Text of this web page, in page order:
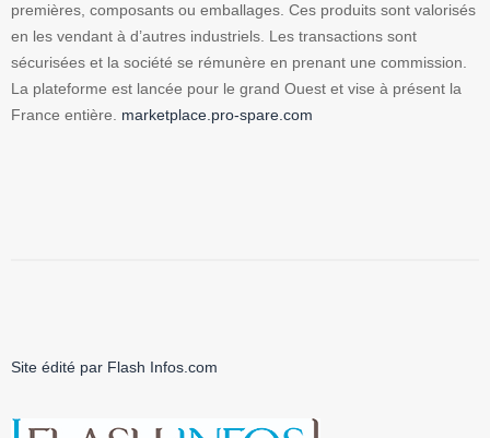
premières, composants ou emballages. Ces produits sont valorisés
en les vendant à d’autres industriels. Les transactions sont
sécurisées et la société se rémunère en prenant une commission.
La plateforme est lancée pour le grand Ouest et vise à présent la
France entière. marketplace.pro-spare.com
Site édité par Flash Infos.com